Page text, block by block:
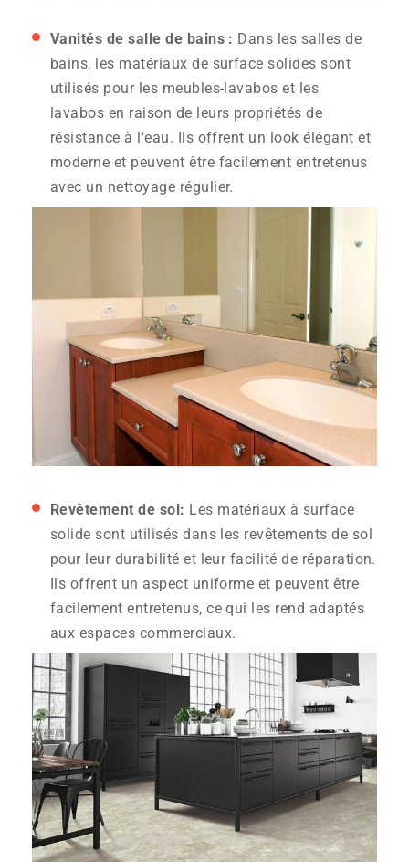
Vanités de salle de bains : Dans les salles de
bains, les matériaux de surface solides sont
utilisés pour les meubles-lavabos et les
lavabos en raison de leurs propriétés de
résistance à l'eau. Ils offrent un look élégant et
moderne et peuvent être facilement entretenus
avec un nettoyage régulier.
Revêtement de sol: Les matériaux à surface
solide sont utilisés dans les revêtements de sol
pour leur durabilité et leur facilité de réparation.
Ils offrent un aspect uniforme et peuvent être
facilement entretenus, ce qui les rend adaptés
aux espaces commerciaux.